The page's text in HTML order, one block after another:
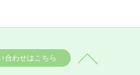
合わせはこちら